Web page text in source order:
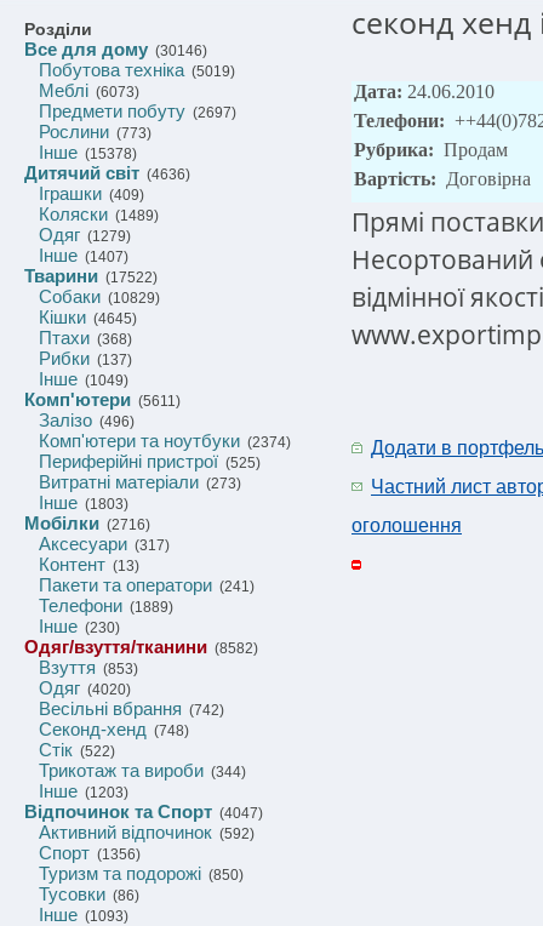
Розділи
Все для дому (30146)
Побутова техніка(5019)
Меблі (6073)
Предмети побуту (2697)
Рослини (773)
Інше (15378)
Дитячий світ (4636)
Іграшки (409)
Коляски (1489)
Одяг (1279)
Інше (1407)
Тварини (17522)
Собаки (10829)
Кішки (4645)
Птахи (368)
Рибки (137)
Інше (1049)
Комп'ютери (5611)
Залізо (496)
Комп'ютери та ноутбуки (2374)
Периферійні пристрої (525)
Витратні матеріали (273)
Інше (1803)
Мобілки (2716)
Аксесуари (317)
Контент (13)
Пакети та оператори (241)
Телефони (1889)
Інше (230)
Одяг/взуття/тканини (8582)
Взуття (853)
Одяг (4020)
Весільні вбрання (742)
Секонд-хенд (748)
Стік (522)
Трикотаж та вироби (344)
Інше (1203)
Відпочинок та Спорт (4047)
Активний відпочинок (592)
Спорт (1356)
Туризм та подорожі (850)
Тусовки (86)
Інше (1093)
секонд хенд
Дата: 24.06.2010
Телефони:
Рубрика: Продам
Вартість: Договірна
Прямі
Несортований
відмінної якості
Додати в портфель
Частний лист
оголошення